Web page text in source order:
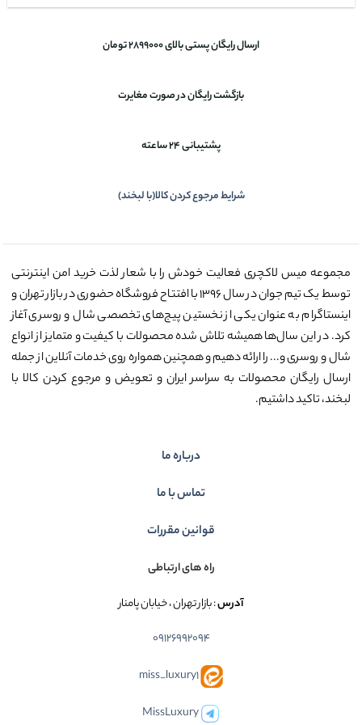
ارسال رایگان پستی بالای 2899000 تومان
بازگشت رایگان در صورت مغایرت
پشتیبانی 24 ساعته
شرایط مرجوع کردن کالا(با لبخند)
مجموعه میس لاکچری فعالیت خودش را با شعار لذت خرید امن اینترنتی
توسط یک تیم جوان در سال ۱۳۹۶ با افتتاح فروشگاه حضوری در بازار تهران و
اینستاگرام به عنوان یکی از نخستین پیج‌های تخصصی شال و روسری آغاز
کرد. در این سال‌ها همیشه تلاش شده محصولات با کیفیت و متمایز از انواع
شال و روسری و... را ارائه دهیم و همچنین همواره روی خدمات آنلاین از جمله
ارسال رایگان محصولات به سراسر ایران و تعویض و مرجوع کردن کالا با
لبخند، تاکید داشتیم.
درباره ما
تماس با ما
قوانین مقررات
راه های ارتباطی
آدرس: بازار تهران ، خیابان پامنار
09126992094
miss_luxury1
MissLuxury